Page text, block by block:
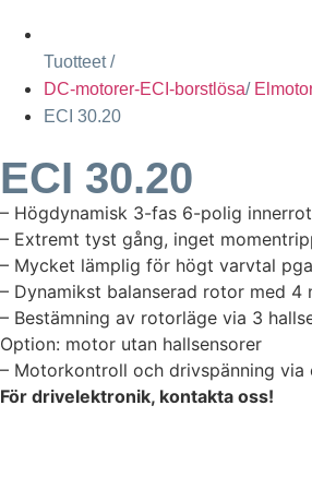
Tuotteet /
DC-motorer-ECI-borstlösa/
ECI 30.20
ECI 30.20
– Högdynamisk 3-fas 6-polig
– Extremt tyst gång, inget
– Mycket lämplig för högt varvtal
– Dynamikst balanserad rotor med 4
– Bestämning av rotorläge via 3
Option: motor utan hallsensorer
– Motorkontroll och drivspänning via
För drivelektronik, kontakta oss!